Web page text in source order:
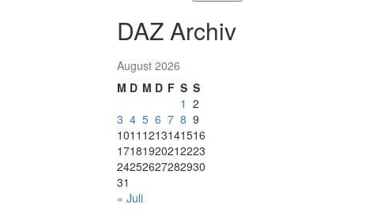
DAZ Archiv
August 2026
M D M D F S S
1 2
3 4 5 6 7 8 9
1011 1213141516
17181920212223
24252627282930
31
« Juli